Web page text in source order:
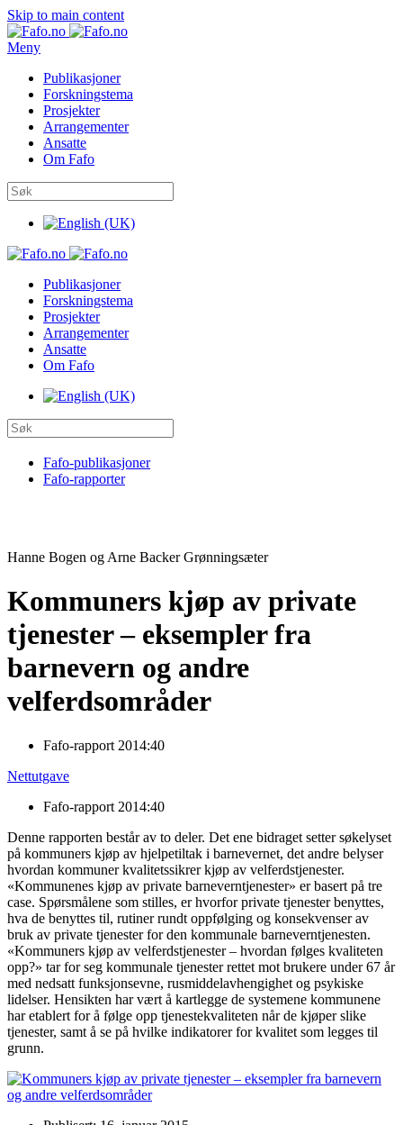
Skip to main content
Meny
Publikasjoner
Forskningstema
Prosjekter
Arrangementer
Ansatte
Om Fafo
Publikasjoner
Forskningstema
Prosjekter
Arrangementer
Ansatte
Om Fafo
Fafo-publikasjoner
Fafo-rapporter
Hanne Bogen og Arne Backer Grønningsæter
Kommuners kjøp av private
tjenester – eksempler fra
barnevern og andre
velferdsområder
Fafo-rapport 2014:40
Nettutgave
Fafo-rapport 2014:40
Denne rapporten består av to deler. Det ene bidraget setter søkelyset
på kommuners kjøp av hjelpetiltak i barnevernet, det andre belyser
hvordan kommuner kvalitetssikrer kjøp av velferdstjenester.
«Kommunenes kjøp av private barneverntjenester» er basert på tre
case. Spørsmålene som stilles, er hvorfor private tjenester benyttes,
hva de benyttes til, rutiner rundt oppfølging og konsekvenser av
bruk av private tjenester for den kommunale barneverntjenesten.
«Kommuners kjøp av velferdstjenester – hvordan følges kvaliteten
opp?» tar for seg kommunale tjenester rettet mot brukere under 67 år
med nedsatt funksjonsevne, rusmiddelavhengighet og psykiske
lidelser. Hensikten har vært å kartlegge de systemene kommunene
har etablert for å følge opp tjenestekvaliteten når de kjøper slike
tjenester, samt å se på hvilke indikatorer for kvalitet som legges til
grunn.